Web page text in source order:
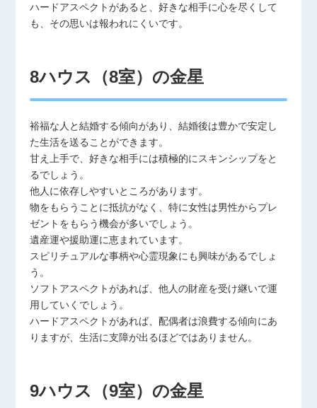
ハードアスペクトがあると、好きな相手に心を尽くして
も、その思いは報われにくいです。
8ハウス（8室）の金星
裕福な人と結婚する傾向があり、結婚後は豊かで安定し
た生活を送ることができます。
甘え上手で、好きな相手には積極的にスキンシップをと
るでしょう。
他人に依存しやすいところがあります。
物をもらうことに抵抗がなく、特に女性は男性からプレ
ゼントをもらう機会が多いでしょう。
遺産運や援助運に恵まれています。
スピリチュアルな事柄や心霊現象にも興味があるでしょ
う。
ソフトアスペクトがあれば、他人の財産を受け継いで運
用していくでしょう。
ハードアスペクトがあれば、配偶者は浪費する傾向にあ
りますが、生活に支障が出るほどではありません。
9ハウス（9室）の金星